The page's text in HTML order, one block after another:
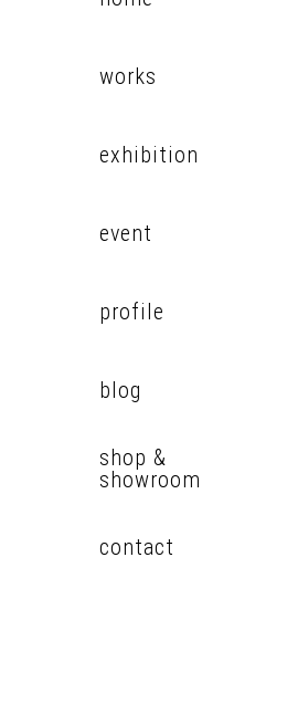
works
exhibition
event
profile
blog
shop &
showroom
contact